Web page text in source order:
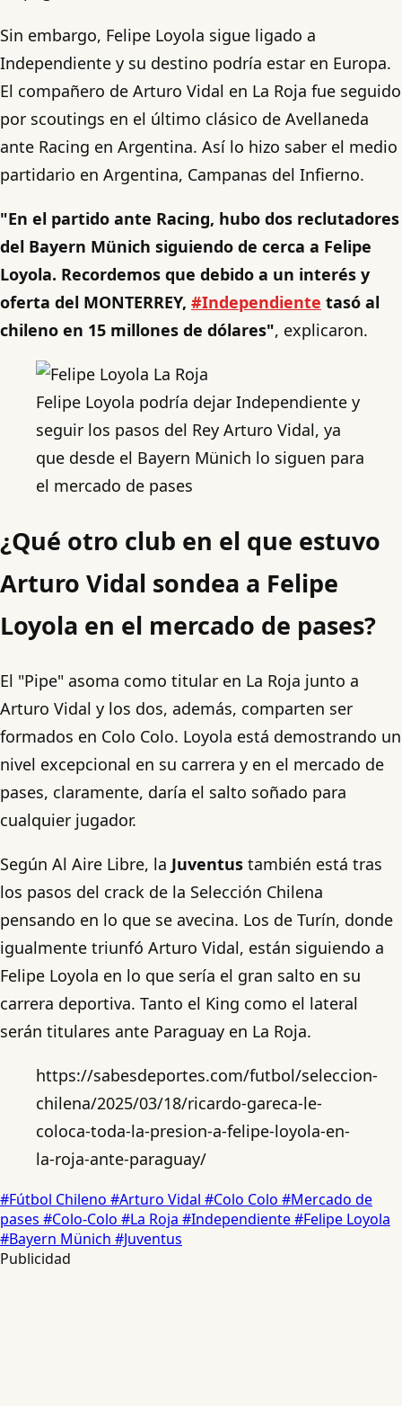
Sin embargo, Felipe Loyola sigue ligado a
Independiente y su destino podría estar en Europa.
El compañero de Arturo Vidal en La Roja fue seguido
por scoutings en el último clásico de Avellaneda
ante Racing en Argentina. Así lo hizo saber el medio
partidario en Argentina, Campanas del Infierno.
"En el partido ante Racing, hubo dos reclutadores
del Bayern Münich siguiendo de cerca a Felipe
Loyola. Recordemos que debido a un interés y
oferta del MONTERREY, #Independiente tasó al
chileno en 15 millones de dólares", explicaron.
Felipe Loyola podría dejar Independiente y
seguir los pasos del Rey Arturo Vidal, ya
que desde el Bayern Münich lo siguen para
el mercado de pases
¿Qué otro club en el que estuvo
Arturo Vidal sondea a Felipe
Loyola en el mercado de pases?
El "Pipe" asoma como titular en La Roja junto a
Arturo Vidal y los dos, además, comparten ser
formados en Colo Colo. Loyola está demostrando un
nivel excepcional en su carrera y en el mercado de
pases, claramente, daría el salto soñado para
cualquier jugador.
Según Al Aire Libre, la Juventus también está tras
los pasos del crack de la Selección Chilena
pensando en lo que se avecina. Los de Turín, donde
igualmente triunfó Arturo Vidal, están siguiendo a
Felipe Loyola en lo que sería el gran salto en su
carrera deportiva. Tanto el King como el lateral
serán titulares ante Paraguay en La Roja.
https://sabesdeportes.com/futbol/seleccion-
chilena/2025/03/18/ricardo-gareca-le-
coloca-toda-la-presion-a-felipe-loyola-en-
la-roja-ante-paraguay/
#Fútbol Chileno #Arturo Vidal #Colo Colo #Mercado de
pases #Colo-Colo #La Roja #Independiente#Felipe Loyola
#Bayern Münich #Juventus
Publicidad